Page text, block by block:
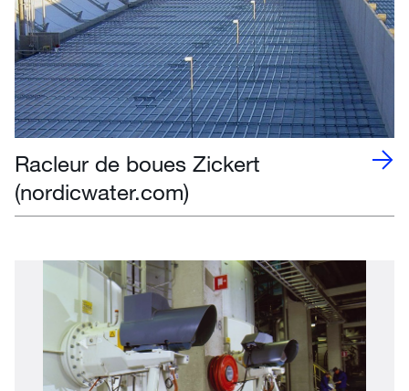
Racleur de boues Zickert
(nordicwater.com)